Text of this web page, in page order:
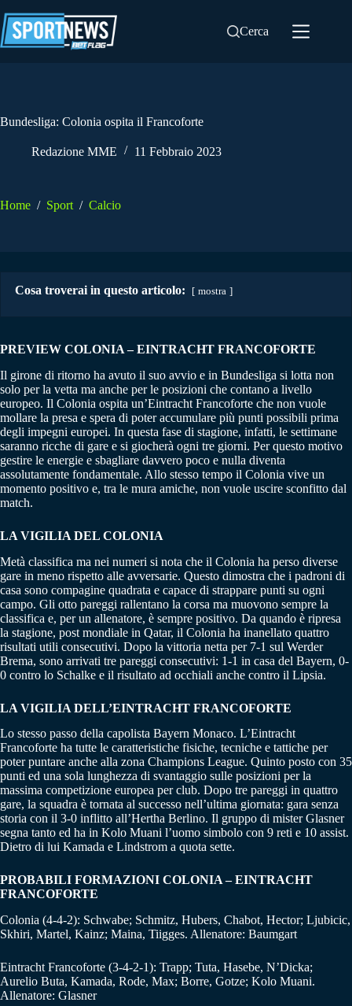
al
contenuto
Cerca
Bundesliga: Colonia ospita il Francoforte
Redazione MME 11 Febbraio 2023
Home / Sport / Calcio
Cosa troverai in questo articolo: mostra
PREVIEW COLONIA – EINTRACHT FRANCOFORTE
Il girone di ritorno ha avuto il suo avvio e in Bundesliga si lotta non
solo per la vetta ma anche per le posizioni che contano a livello
europeo. Il Colonia ospita un’Eintracht Francoforte che non vuole
mollare la presa e spera di poter accumulare più punti possibili prima
degli impegni europei. In questa fase di stagione, infatti, le settimane
saranno ricche di gare e si giocherà ogni tre giorni. Per questo motivo
gestire le energie e sbagliare davvero poco e nulla diventa
assolutamente fondamentale. Allo stesso tempo il Colonia vive un
momento positivo e, tra le mura amiche, non vuole uscire sconfitto dal
match.
LA VIGILIA DEL COLONIA
Metà classifica ma nei numeri si nota che il Colonia ha perso diverse
gare in meno rispetto alle avversarie. Questo dimostra che i padroni di
casa sono compagine quadrata e capace di strappare punti su ogni
campo. Gli otto pareggi rallentano la corsa ma muovono sempre la
classifica e, per un allenatore, è sempre positivo. Da quando è ripresa
la stagione, post mondiale in Qatar, il Colonia ha inanellato quattro
risultati utili consecutivi. Dopo la vittoria netta per 7-1 sul Werder
Brema, sono arrivati tre pareggi consecutivi: 1-1 in casa del Bayern, 0-
0 contro lo Schalke e il risultato ad occhiali anche contro il Lipsia.
LA VIGILIA DELL’EINTRACHT FRANCOFORTE
Lo stesso passo della capolista Bayern Monaco. L’Eintracht
Francoforte ha tutte le caratteristiche fisiche, tecniche e tattiche per
poter puntare anche alla zona Champions League. Quinto posto con 35
punti ed una sola lunghezza di svantaggio sulle posizioni per la
massima competizione europea per club. Dopo tre pareggi in quattro
gare, la squadra è tornata al successo nell’ultima giornata: gara senza
storia con il 3-0 inflitto all’Hertha Berlino. Il gruppo di mister Glasner
segna tanto ed ha in Kolo Muani l’uomo simbolo con 9 reti e 10 assist.
Dietro di lui Kamada e Lindstrom a quota sette.
PROBABILI FORMAZIONI COLONIA – EINTRACHT
FRANCOFORTE
Colonia (4-4-2): Schwabe; Schmitz, Hubers, Chabot, Hector; Ljubicic,
Skhiri, Martel, Kainz; Maina, Tiigges. Allenatore: Baumgart
Eintracht Francoforte (3-4-2-1): Trapp; Tuta, Hasebe, N’Dicka;
Aurelio Buta, Kamada, Rode, Max; Borre, Gotze; Kolo Muani.
Allenatore: Glasner